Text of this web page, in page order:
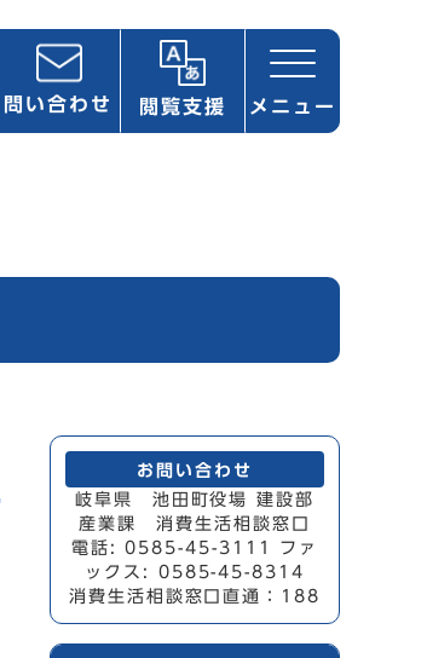
問い合わせ 閲覧支援 メニュー
お問い合わせ
岐阜県 池田町役場 建設部
産業課 消費生活相談窓口
電話: 0585-45-3111 ファ
ックス: 0585-45-8314
消費生活相談窓口直通：188